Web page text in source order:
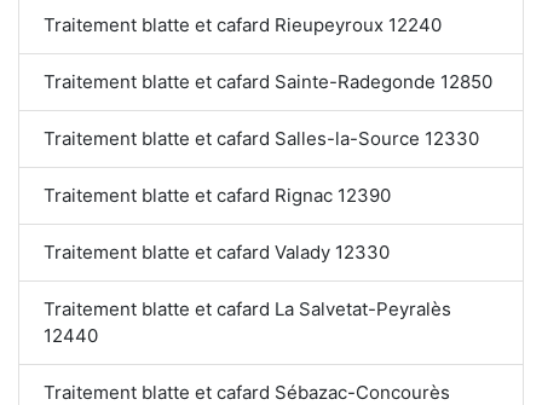
Traitement blatte et cafard Rieupeyroux 12240
Traitement blatte et cafard Sainte-Radegonde 12850
Traitement blatte et cafard Salles-la-Source 12330
Traitement blatte et cafard Rignac 12390
Traitement blatte et cafard Valady 12330
Traitement blatte et cafard La Salvetat-Peyralès
12440
Traitement blatte et cafard Sébazac-Concourès